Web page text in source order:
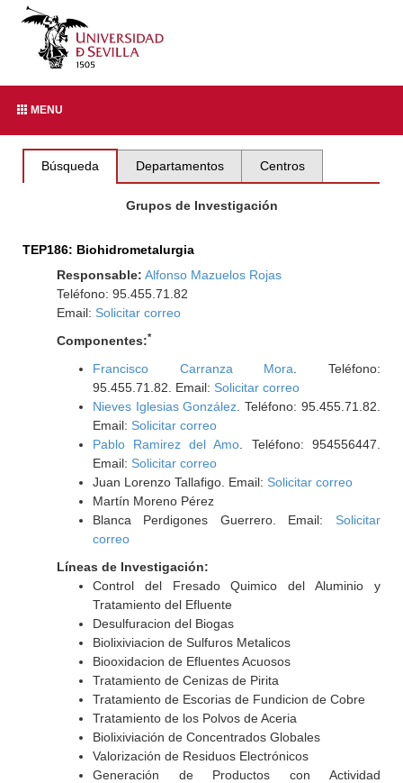
MENU
Búsqueda Departamentos Centros
Grupos de Investigación
TEP186: Biohidrometalurgia
Responsable: Alfonso Mazuelos Rojas
Teléfono: 95.455.71.82
Email: Solicitar correo
Componentes:*
Francisco Carranza Mora . Teléfono:
95.455.71.82. Email: Solicitar correo
Nieves Iglesias González . Teléfono: 95.455.71.82.
Email: Solicitar correo
Pablo Ramirez del Amo . Teléfono: 954556447.
Email: Solicitar correo
Juan Lorenzo Tallafigo. Email: Solicitar correo
Martín Moreno Pérez
Blanca Perdigones Guerrero. Email: Solicitar
correo
Líneas de Investigación:
Control del Fresado Quimico del Aluminio y
Tratamiento del Efluente
Desulfuracion del Biogas
Biolixiviacion de Sulfuros Metalicos
Biooxidacion de Efluentes Acuosos
Tratamiento de Cenizas de Pirita
Tratamiento de Escorias de Fundicion de Cobre
Tratamiento de los Polvos de Aceria
Biolixiviación de Concentrados Globales
Valorización de Residuos Electrónicos
Generación de Productos con Actividad